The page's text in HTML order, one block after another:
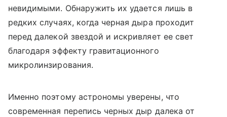
невидимыми. Обнаружить их удается лишь в
редких случаях, когда черная дыра проходит
перед далекой звездой и искривляет ее свет
благодаря эффекту гравитационного
микролинзирования.
Именно поэтому астрономы уверены, что
современная перепись черных дыр далека от